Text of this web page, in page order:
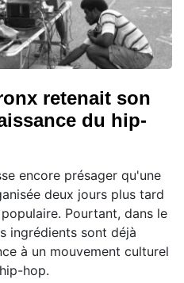
retenait son
du hip-
encore présager qu'une
deux jours plus tard
Pourtant, dans le
ingrédients sont déjà
à un mouvement culturel
hop.